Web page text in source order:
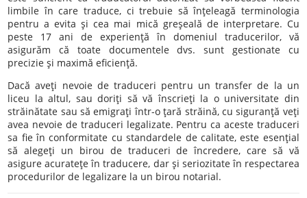
limbile în care traduce, ci trebuie să înţeleagă terminologia
pentru a evita şi cea mai mică greşeală de interpretare. Cu
peste 17 ani de experienţă în domeniul traducerilor, vă
asigurăm că toate documentele dvs. sunt gestionate cu
precizie şi maximă eficienţă.
Dacă aveţi nevoie de traduceri pentru un transfer de la un
liceu la altul, sau doriţi să vă înscrieţi la o universitate din
străinătate sau să emigraţi într-o ţară străină, cu siguranţă veţi
avea nevoie de traduceri legalizate. Pentru ca aceste traduceri
sa fie în conformitate cu standardele de calitate, este esenţial
să alegeţi un birou de traduceri de încredere, care să vă
asigure acurateţe în traducere, dar şi seriozitate în respectarea
procedurilor de legalizare la un birou notarial.